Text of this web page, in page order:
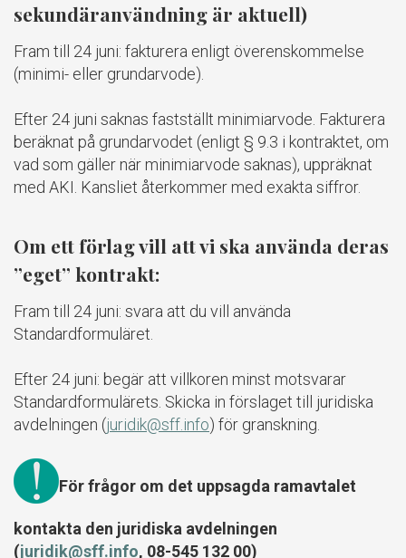
sekundäranvändning är aktuell)
Fram till 24 juni: fakturera enligt överenskommelse
(minimi- eller grundarvode).
Efter 24 juni saknas fastställt minimiarvode. Fakturera
beräknat på grundarvodet (enligt § 9.3 i kontraktet, om
vad som gäller när minimiarvode saknas), uppräknat
med AKI. Kansliet återkommer med exakta siffror.
Om ett förlag vill att vi ska använda deras
”eget” kontrakt:
Fram till 24 juni: svara att du vill använda
Standardformuläret.
Efter 24 juni: begär att villkoren minst motsvarar
Standardformulärets. Skicka in förslaget till juridiska
avdelningen (juridik@sff.info) för granskning.
För frågor om det uppsagda ramavtalet
kontakta den juridiska avdelningen
(juridik@sff.info, 08-545 132 00)